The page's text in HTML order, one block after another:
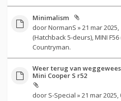
Minimalism
doorNormanS » 21 mar 2025,
(Hatchback 5-deurs), MINI
Countryman.
Weer terug van
Mini Cooper S r52
door S-Special » 21 mar 2025,